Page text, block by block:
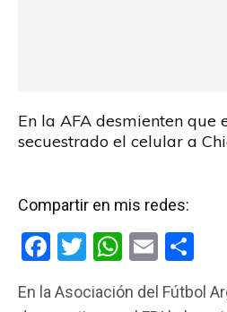
En la AFA desmienten que
secuestrado el celular a
Compartir en mis redes:
F
ce
T
tt
W
at
E
ail m
En la Asociación del Fútbol